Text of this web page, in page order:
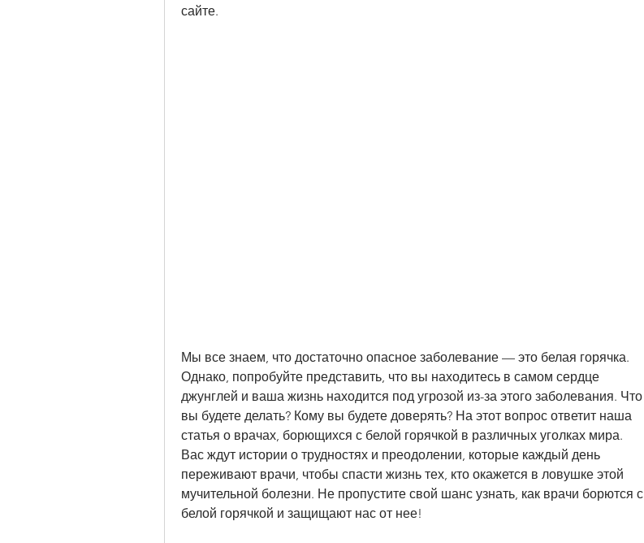
сайте.
Мы все знаем, что достаточно опасное заболевание — это белая горячка.
Однако, попробуйте представить, что вы находитесь в самом сердце
джунглей и ваша жизнь находится под угрозой из-за этого заболевания. Что
вы будете делать? Кому вы будете доверять? На этот вопрос ответит наша
статья о врачах, борющихся с белой горячкой в различных уголках мира.
Вас ждут истории о трудностях и преодолении, которые каждый день
переживают врачи, чтобы спасти жизнь тех, кто окажется в ловушке этой
мучительной болезни. Не пропустите свой шанс узнать, как врачи борются с
белой горячкой и защищают нас от нее!